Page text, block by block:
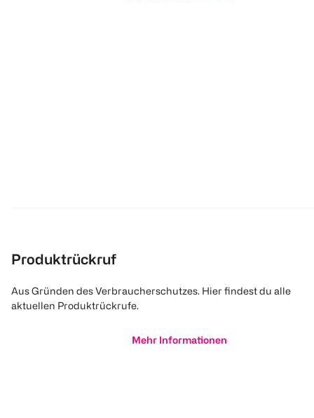
Produktrückruf
Aus Gründen des Verbraucherschutzes. Hier findest du alle
aktuellen Produktrückrufe.
Mehr Informationen